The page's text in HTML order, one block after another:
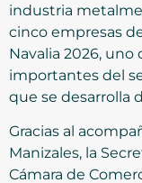
industria
cinco empresas
Navalia 2026,
importantes del
que se desarrolla
Gracias al
Manizales, la
Cámara de